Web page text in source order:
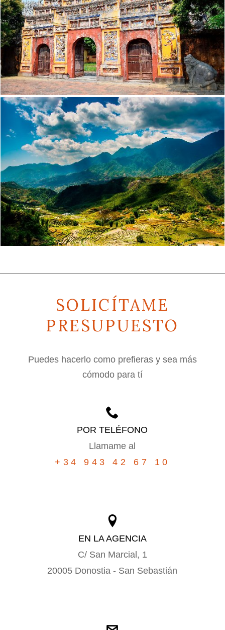
SOLICÍTAME
PRESUPUESTO
Puedes hacerlo como prefieras y sea más
cómodo para tí
POR TELÉFONO
Llamame al
+34 943 42 67 10
EN LA AGENCIA
C/ San Marcial, 1
20005 Donostia - San Sebastián